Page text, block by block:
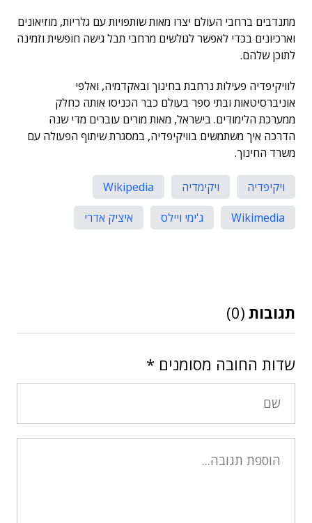
מתנדבים ברחבי העולם יצרו מאות שותפויות עם גלריות, מוזיאונים
וארכיונים בכדי לאפשר לגולשים מרחבי תבל גישה חופשית וזמינה
לתוכן שלהם.
לוויקיפדיה פעילות נרחבת בחינוך ובאקדמיה, ואלפי
אוניברסיטאות ובתי ספר בעולם כבר הכניסו אותה כחלק
ממערכת הלימודים. בישראל, מאות מורים עוברים מדי שנה
הדרכה איך משתמשים בוויקיפדיה, במסגרת שיתוף הפעולה עם
משרד החינוך.
ויקיפדיה ויקימדיה
Wikipedia
Wikimedia
ג'ימי ויילס איציק אדרי
תגובות (0)
שדות החובה מסומנים *